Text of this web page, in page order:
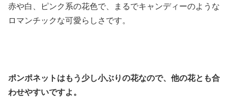
赤や白、ピンク系の花色で、まるでキャンディーのような
ロマンチックな可愛らしさです。
ポンポネットはもう少し小ぶりの花なので、他の花とも合
わせやすいですよ。